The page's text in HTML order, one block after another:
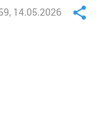
14.05.2026